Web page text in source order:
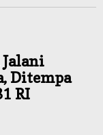
Ditempa
RI